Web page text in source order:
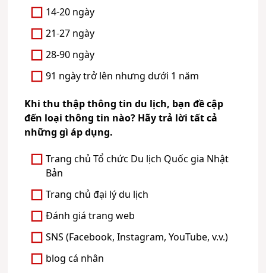
14-20 ngày
21-27 ngày
28-90 ngày
91 ngày trở lên nhưng dưới 1 năm
Khi thu thập thông tin du lịch, bạn đề cập
đến loại thông tin nào? Hãy trả lời tất cả
những gì áp dụng.
Trang chủ Tổ chức Du lịch Quốc gia Nhật
Bản
Trang chủ đại lý du lịch
Đánh giá trang web
SNS (Facebook, Instagram, YouTube, v.v.)
blog cá nhân